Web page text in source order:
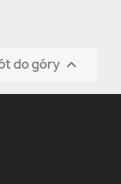
do góry 